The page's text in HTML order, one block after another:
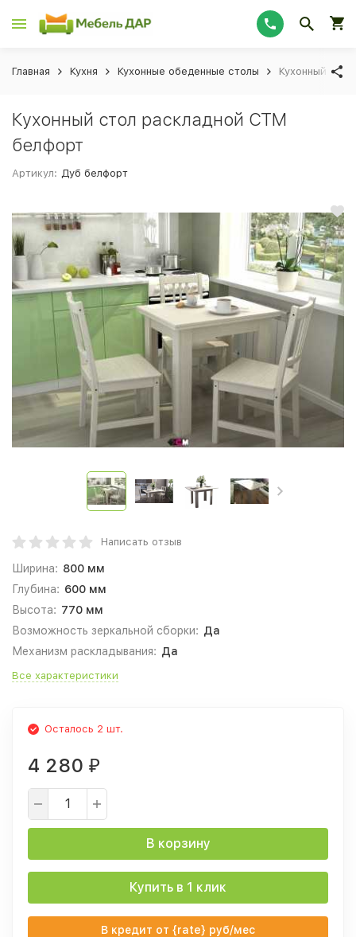
Главная Кухня Кухонные обеденные столы Кухонный
Кухонный стол раскладной СТМ
белфорт
Артикул: Дуб белфорт
Написать отзыв
Ширина: 800 мм
Глубина: 600 мм
Высота: 770 мм
Возможность зеркальной сборки: Да
Механизм раскладывания: Да
Все характеристики
Осталось 2 шт.
4 280 ₽
В корзину
Купить в 1 клик
В кредит от {rate} руб/мес